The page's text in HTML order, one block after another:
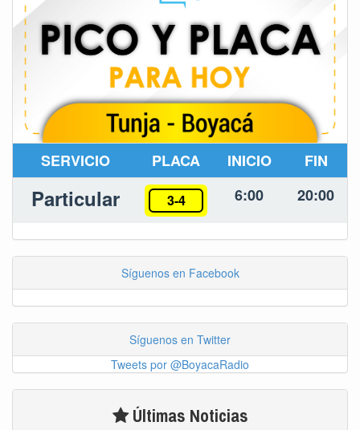
SERVICIO PLACA INICIO FIN
Particular 3-4 6:00 20:00
Síguenos en Facebook
Síguenos en Twitter
Tweets por @BoyacaRadio
Últimas Noticias